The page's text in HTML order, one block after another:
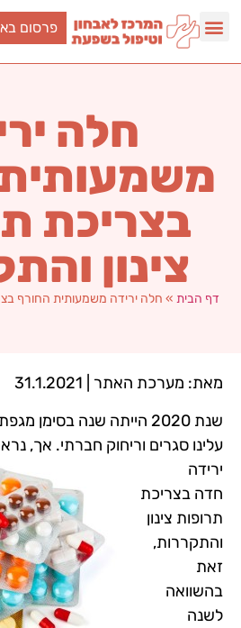
פרסום
חלה
בצריכת
צינון
דף הבית » חלה ירידה משמעותית החורף
מאת: מערכת האתר | 31.1.2021
שנת 2020 הייתה שנה
עלינו סגרים וריחוק חברתי. אך,
ירידה
חדה בצריכת
תרופות צינון
והתקררות,
זאת
בהשוואה
לשנה